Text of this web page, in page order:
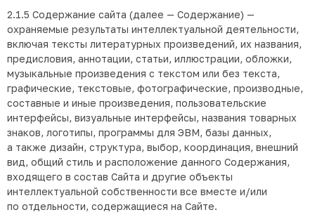
2.1.5 Содержание сайта (далее — Содержание) —
охраняемые результаты интеллектуальной деятельности,
включая тексты литературных произведений, их названия,
предисловия, аннотации, статьи, иллюстрации, обложки,
музыкальные произведения с текстом или без текста,
графические, текстовые, фотографические, производные,
составные и иные произведения, пользовательские
интерфейсы, визуальные интерфейсы, названия товарных
знаков, логотипы, программы для ЭВМ, базы данных,
а также дизайн, структура, выбор, координация, внешний
вид, общий стиль и расположение данного Содержания,
входящего в состав Сайта и другие объекты
интеллектуальной собственности все вместе и/или
по отдельности, содержащиеся на Сайте.